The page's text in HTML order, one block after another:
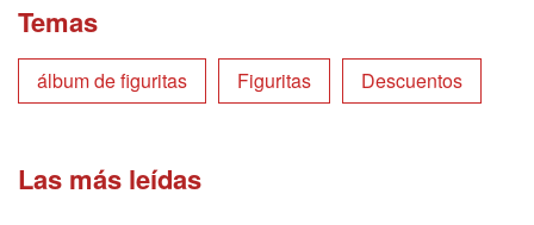
Temas
álbum de figuritas Figuritas Descuentos
Las más leídas